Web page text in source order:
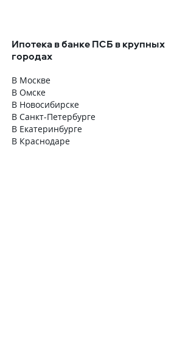
Ипотека в банке ПСБ в крупных
городах
В Москве
В Омске
В Новосибирске
В Санкт-Петербурге
В Екатеринбурге
В Краснодаре